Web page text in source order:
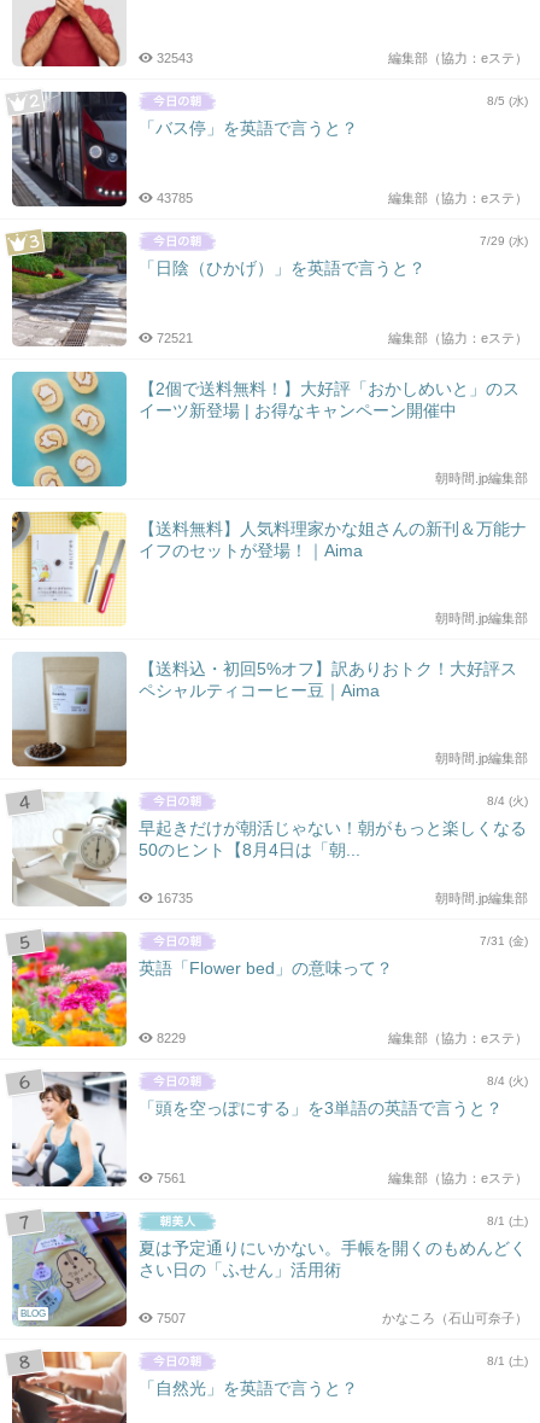
編集部（協力：eステ）
32543
8/5 (水)
「バス停」を英語で言うと？
編集部（協力：eステ）
43785
7/29 (水)
「日陰（ひかげ）」を英語で言うと？
編集部（協力：eステ）
72521
【2個で送料無料！】大好評「おかしめいと」のス
イーツ新登場 | お得なキャンペーン開催中
朝時間.jp編集部
【送料無料】人気料理家かな姐さんの新刊＆万能ナ
イフのセットが登場！｜Aima
朝時間.jp編集部
【送料込・初回5%オフ】訳ありおトク！大好評ス
ペシャルティコーヒー豆｜Aima
朝時間.jp編集部
8/4 (火)
早起きだけが朝活じゃない！朝がもっと楽しくなる
50のヒント【8月4日は「朝...
朝時間.jp編集部
16735
7/31 (金)
英語「Flower bed」の意味って？
編集部（協力：eステ）
8229
8/4 (火)
「頭を空っぽにする」を3単語の英語で言うと？
編集部（協力：eステ）
7561
BLOG
8/1 (土)
夏は予定通りにいかない。手帳を開くのもめんどく
さい日の「ふせん」活用術
かなころ（石山可奈子）
7507
8/1 (土)
「自然光」を英語で言うと？